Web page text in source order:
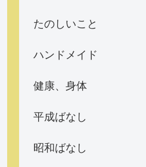
たのしいこと
ハンドメイド
健康、身体
平成ばなし
昭和ばなし